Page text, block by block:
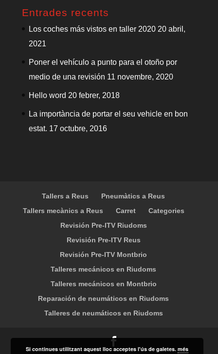
Entrades recents
Los coches más vistos en taller 2020 20 abril,
2021
Poner el vehículo a punto para el otoño por
medio de una revisión 11 novembre, 2020
Hello word 20 febrer, 2018
La importància de portar el seu vehicle en bon
estat. 17 octubre, 2016
Tallers a Reus
Pneumàtics a Reus
Tallers mecànics a Reus
Carret
Categories
Revisión Pre-ITV Riudoms
Revisión Pre-ITV Reus
Revisión Pre-ITV Montbrio
Talleres mecánicos en Riudoms
Talleres mecánicos en Montbrio
Reparación de neumáticos en Riudoms
Talleres de neumáticos en Riudoms
Si continues utilitzant aquest lloc acceptes l'ús de galetes.més